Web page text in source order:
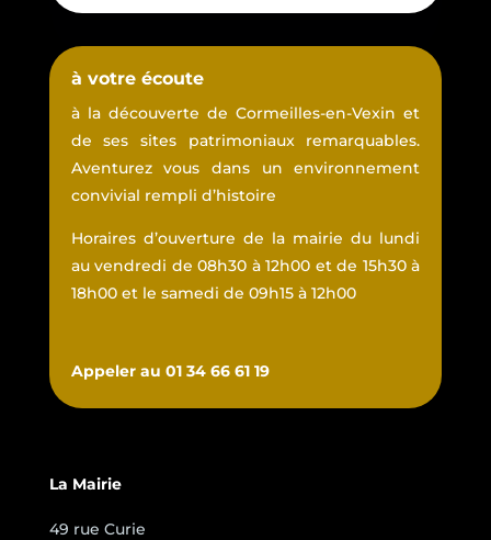
à votre écoute
à la découverte de Cormeilles-en-Vexin et
de ses sites patrimoniaux remarquables.
Aventurez vous dans un environnement
convivial rempli d’histoire
Horaires d’ouverture de la mairie du lundi
au vendredi de 08h30 à 12h00 et de 15h30 à
18h00 et le samedi de 09h15 à 12h00
Appeler au 01 34 66 61 19
La Mairie
49 rue Curie